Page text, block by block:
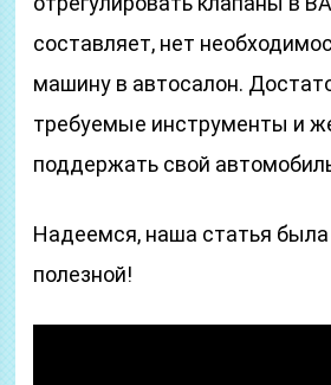
составляет, нет
машину в автосалон.
требуемые инструменты и
поддержать свой
Надеемся, наша статья
полезной!